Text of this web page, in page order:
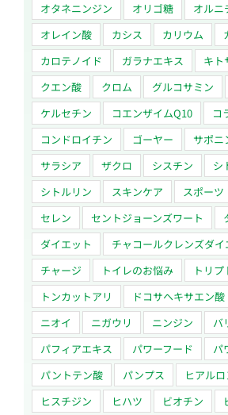
オタネニンジン
オリゴ糖
オルニ
オレイン酸
カシス カリウム
カロテノイド
ガラナエキス キト
クエン酸
クロム グルコサミン
ケルセチン
コエンザイムQ10
コ
コンドロイチン
ゴーヤー サポニ
サラシア
ザクロ シスチン
シ
シトルリン
スキンケア スポーツ
セレン
セントジョーンズワート
ダイエット
チャコールクレンズダイ
チャージ
トイレのお悩み
トリ
トンカットアリ
ドコサヘキサエン酸
ニオイ
ニガウリ ニンジン
バ
パフィアエキス
パワーフード
パ
パントテン酸
パンプス
ヒアル
ヒスチジン
ヒハツ ビオチン